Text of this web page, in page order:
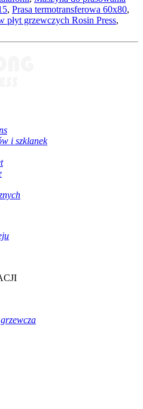
, Prasa termotransferowa 60x80,
płyt grzewczych Rosin Press,
i szklanek